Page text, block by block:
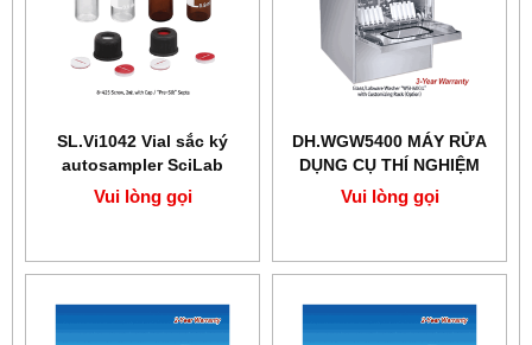
SL.Vi1042 Vial sắc ký
autosampler SciLab
Vui lòng gọi
DH.WGW5400 MÁY RỬA
DỤNG CỤ THÍ NGHIỆM
Vui lòng gọi